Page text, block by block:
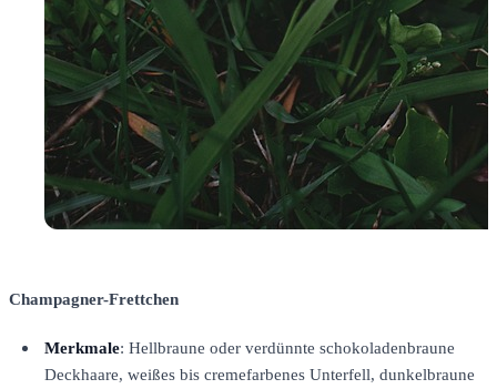
Champagner-Frettchen
Merkmale: Hellbraune oder verdünnte schokoladenbraune
Deckhaare, weißes bis cremefarbenes Unterfell, dunkelbraune